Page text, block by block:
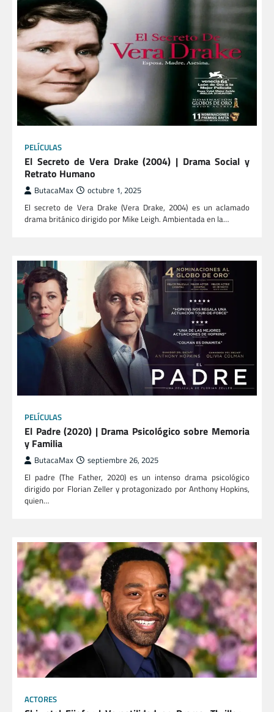
PELÍCULAS
El Secreto de Vera Drake (2004) | Drama Social y
Retrato Humano
ButacaMax octubre 1, 2025
El secreto de Vera Drake (Vera Drake, 2004) es un aclamado
drama británico dirigido por Mike Leigh. Ambientada en la…
PELÍCULAS
El Padre (2020) | Drama Psicológico sobre Memoria
y Familia
ButacaMax septiembre 26, 2025
El padre (The Father, 2020) es un intenso drama psicológico
dirigido por Florian Zeller y protagonizado por Anthony Hopkins,
quien…
ACTORES